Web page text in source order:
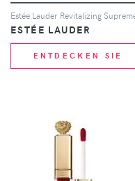
ESTÉE LAUDER
ENTDECKEN SIE